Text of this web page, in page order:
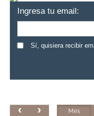
Ingresa tu email:
Sí, quisiera recibir
Mes